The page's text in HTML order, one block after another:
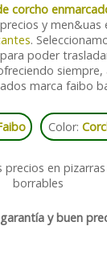
corcho
y
.
poder
marca faibo
Color:
y buen